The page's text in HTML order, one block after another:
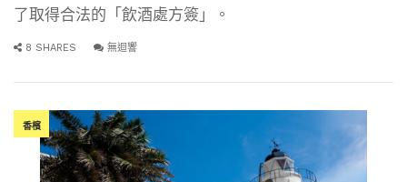
了取得合法的「飲酒處方簽」。
8 SHARES 無迴響
香檳